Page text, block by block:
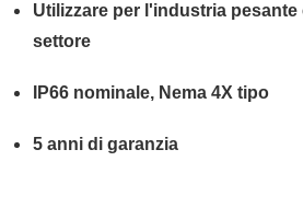
Utilizzare per l'industria pesante
settore
IP66 nominale, Nema 4X tipo
5 anni di garanzia